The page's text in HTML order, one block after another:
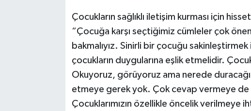
Çocukların sağlıklı iletişim kurması için
“Çocuğa karşı seçtiğimiz cümleler çok
bakmalıyız. Sinirli bir çocuğu
çocukların duygularına eşlik etmelidir.
Okuyoruz, görüyoruz ama nerede
etmeye gerek yok. Çok cevap vermeye de
Çocuklarımızın özellikle öncelik verilmeye